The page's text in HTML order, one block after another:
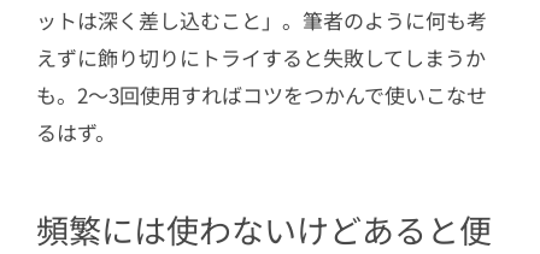
ットは深く差し込むこと」。筆者のように何も考
えずに飾り切りにトライすると失敗してしまうか
も。2～3回使用すればコツをつかんで使いこなせ
るはず。
頻繁には使わないけどあると便